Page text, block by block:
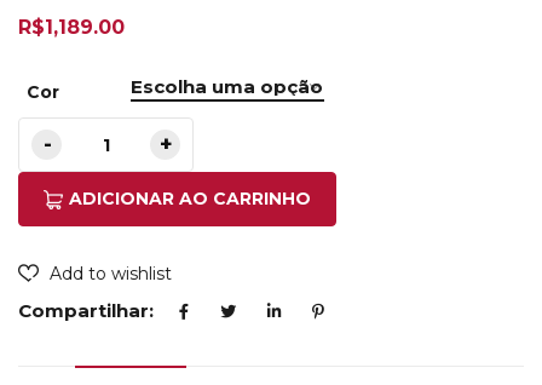
R$1,189.00
Cor
ADICIONAR AO CARRINHO
Add to wishlist
Compartilhar: